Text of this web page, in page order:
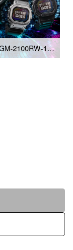
从左向右：GM-2100RW-1A、GA-2100RW-1A、GM-5600RW-1、DW-5600RW-1